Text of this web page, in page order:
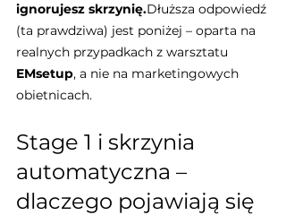
ignorujesz skrzynię.Dłuższa odpowiedź
(ta prawdziwa) jest poniżej – oparta na
realnych przypadkach z warsztatu
EMsetup, a nie na marketingowych
obietnicach.
Stage 1 i skrzynia
automatyczna –
dlaczego pojawiają się